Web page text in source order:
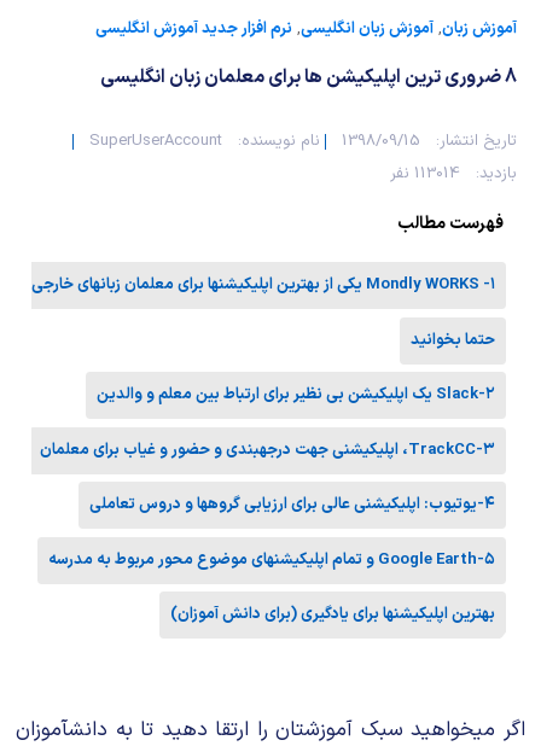
آموزش زبان,آموزش زبان انگلیسی, نرم افزار جدید آموزش انگلیسی
8 ضروری ترین اپلیکیشن ها برای معلمان زبان انگلیسی
تاریخ انتشار: 1398/09/15 نام نویسنده:
SuperUserAccount
بازدید:
113014 نفر
فهرست مطالب
۱- Mondly WORKS یکی از بهترین اپلیکیشنها برای معلمان زبانهای خارجی
حتما بخوانید
۲-Slack یک اپلیکیشن بی نظیر برای ارتباط بین معلم و والدین
۳-TrackCC، اپلیکیشنی جهت درجهبندی و حضور و غیاب برای معلمان
۴-یوتیوب: اپلیکیشنی عالی برای ارزیابی گروهها و دروس تعاملی
۵-Google Earth و تمام اپلیکیشنهای موضوع محور مربوط به مدرسه
بهترین اپلیکیشنها برای یادگیری (برای دانش آموزان)
اگر میخواهید سبک آموزشتان را ارتقا دهید تا به دانشآموزان
صلاح های شیمیایی
بمب های شیمیایی
روانپزشکی
گیاهان دارویی